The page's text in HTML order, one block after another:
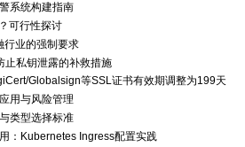
系统构建指南
可行性探讨
行业的强制要求
止私钥泄露的补救措施
Globalsign等SSL证书有效期调整为199天
用与风险管理
类型选择标准
：Kubernetes Ingress配置实践